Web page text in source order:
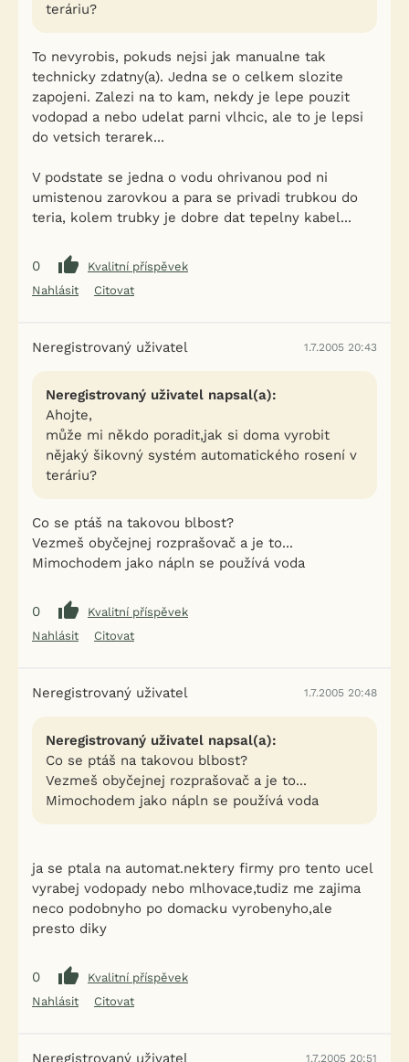
teráriu?
To nevyrobis, pokuds nejsi jak manualne tak
technicky zdatny(a). Jedna se o celkem slozite
zapojeni. Zalezi na to kam, nekdy je lepe pouzit
vodopad a nebo udelat parni vlhcic, ale to je lepsi
do vetsich terarek...
V podstate se jedna o vodu ohrivanou pod ni
umistenou zarovkou a para se privadi trubkou do
teria, kolem trubky je dobre dat tepelny kabel...
0
Kvalitní příspěvek
Nahlásit
Citovat
Neregistrovaný uživatel 1.7.2005 20:43
Neregistrovaný uživatel napsal(a):
Ahojte,
může mi někdo poradit,jak si doma vyrobit
nějaký šikovný systém automatického rosení v
teráriu?
Co se ptáš na takovou blbost?
Vezmeš obyčejnej rozprašovač a je to...
Mimochodem jako nápln se používá voda
0
Kvalitní příspěvek
Nahlásit
Citovat
Neregistrovaný uživatel 1.7.2005 20:48
Neregistrovaný uživatel napsal(a):
Co se ptáš na takovou blbost?
Vezmeš obyčejnej rozprašovač a je to...
Mimochodem jako nápln se používá voda
ja se ptala na automat.nektery firmy pro tento ucel
vyrabej vodopady nebo mlhovace,tudiz me zajima
neco podobnyho po domacku vyrobenyho,ale
presto diky
0
Kvalitní příspěvek
Nahlásit
Citovat
Neregistrovaný uživatel 1.7.2005 20:51